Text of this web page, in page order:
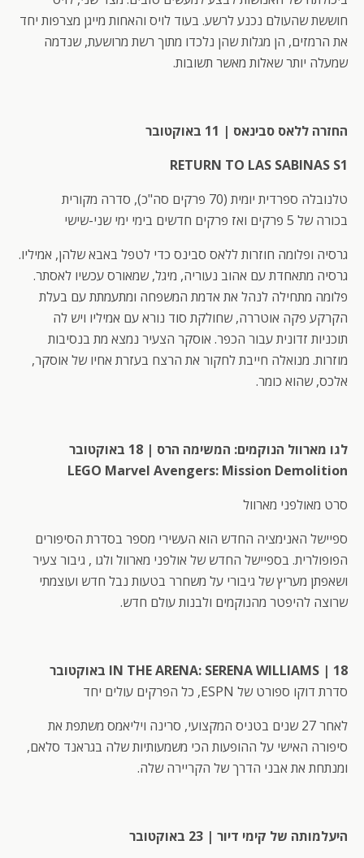
חוששת שהעולם נכנע לרשע. בעוד לויס והאחות מייגן מצרפות יחד
את הרמזים, הן מגלות שהן נלכדו מתוך רשת מרושעת, שנדמה
שמעלה יותר שאלות מאשר תשובות.
החזרה ללאס סבינאס | 11 באוקטובר
RETURN TO LAS SABINAS S1
טלנובלה ספרדית יומית (70 פרקים סה"כ), סדרה מקורית
בכורה של 5 פרקים ואז פרקים חדשים בימי ימי שני-שישי
גרסיה ופלומה חוזרות ללאס סבינס כדי לטפל באבא שלהן, אמיליו.
גרסיה מתאחדת עם אהוב נעוריה, מיגל, שמאורס עכשיו לאסתר.
פלומה מתחילה לנהל את אדמת המשפחה ומתעמתת עם בעלת
הקרקע פקה אוטררה, שחולקת סוד נורא עם אמיליו ויש לה
תוכניות זדונית עבור הכפר. אוסקר הצעיר נמצא מת בנסיבות
מוזרות. מנואלה חייבת לחקור את הרצח בעזרת אחיו של אוסקר,
אלכס, שהוא כומר.
לגו מארוול הנוקמים: המשימה הרס | 18 באוקטובר
LEGO Marvel Avengers: Mission Demolition
סרט מאולפני מארוול
ספיישל האנימציה החדש הוא העשירי מספר בסדרת הסיפורים
הפופולרית. בספיישל החדש של אולפני מארוול ולגו , גיבור צעיר
ושאפתן מעריץ של גיבורי על משחרר בטעות נבל חדש ועוצמתי
שרוצה להיפטר מהנוקמים ולבנות עולם חדש.
IN THE ARENA: SERENA WILLIAMS | 18 באוקטובר
סדרת דוקו ספורט של ESPN, כל הפרקים עולים יחד
לאחר 27 שנים בטניס המקצועי, סרינה ויליאמס משתפת את
סיפורה האישי על ההופעות הכי משמעותיות שלה בגראנד סלאם,
ומנתחת את אבני הדרך של הקריירה שלה.
היעלמותה של קימי דיור | 23 באוקטובר